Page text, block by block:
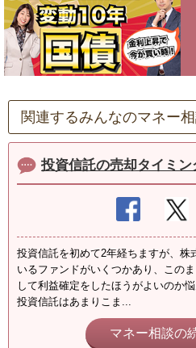
関連するみんなのマネー相
投資信託の売却タイミン
投資信託を初めて2年経ちますが、株
いるファンドがいくつかあり、この
して利益確定をしたほうがよいのか悩
投資信託はあまりこま...
マネー相談の